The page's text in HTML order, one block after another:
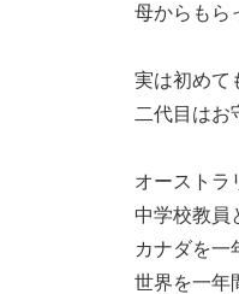
母からもら
実は初めて
二代目はお
オーストラ
中学校教員
カナダを一
世界を一年